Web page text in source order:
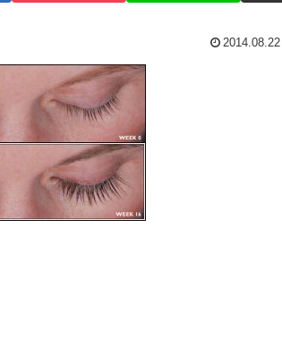
2014.08.22